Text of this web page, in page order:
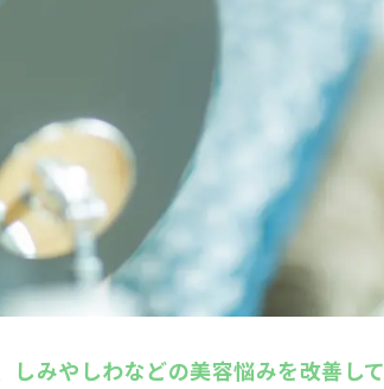
しみやしわなどの美容悩みを改善して